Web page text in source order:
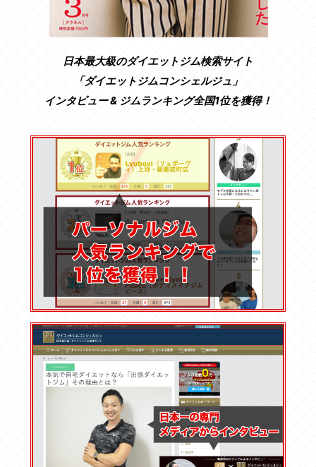
日本最大級のダイエットジム検索サイト
「ダイエットジムコンシェルジュ」
インタビュー & ジムランキング全国1位を獲得！